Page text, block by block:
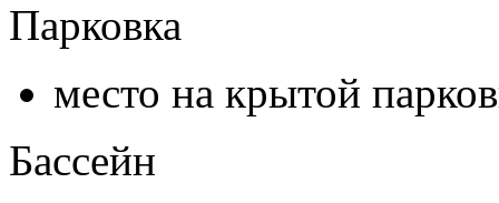
Парковка
место на крытой
Бассейн